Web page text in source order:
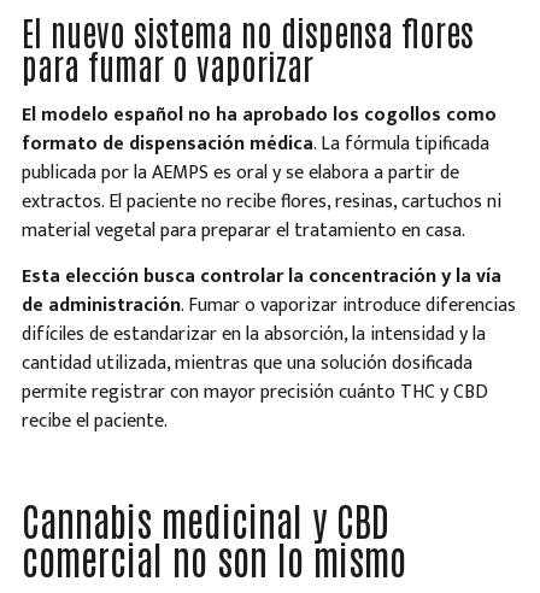
El nuevo sistema no dispensa flores
para fumar o vaporizar
El modelo español no ha aprobado los cogollos como
formato de dispensación médica. La fórmula tipificada
publicada por la AEMPS es oral y se elabora a partir de
extractos. El paciente no recibe flores, resinas, cartuchos ni
material vegetal para preparar el tratamiento en casa.
Esta elección busca controlar la concentración y la vía
de administración. Fumar o vaporizar introduce diferencias
difíciles de estandarizar en la absorción, la intensidad y la
cantidad utilizada, mientras que una solución dosificada
permite registrar con mayor precisión cuánto THC y CBD
recibe el paciente.
Cannabis medicinal y CBD
comercial no son lo mismo